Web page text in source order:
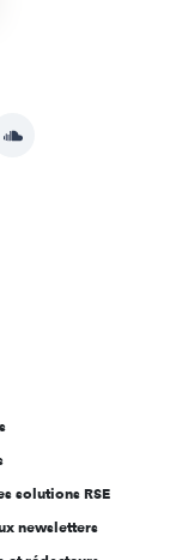
Soundcloud
solutions RSE
newsletters